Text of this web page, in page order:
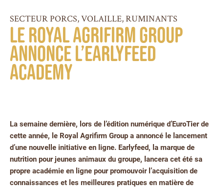
SECTEUR PORCS, VOLAILLE, RUMINANTS
Le Royal Agrifirm Group
annonce l’Earlyfeed
Academy
La semaine dernière, lors de l’édition numérique d’EuroTier de
cette année, le Royal Agrifirm Group a annoncé le lancement
d’une nouvelle initiative en ligne. Earlyfeed, la marque de
nutrition pour jeunes animaux du groupe, lancera cet été sa
propre académie en ligne pour promouvoir l’acquisition de
connaissances et les meilleures pratiques en matière de